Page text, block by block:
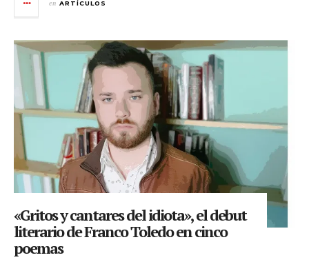
en ARTÍCULOS
«Gritos y cantares del idiota», el debut
literario de Franco Toledo en cinco
poemas